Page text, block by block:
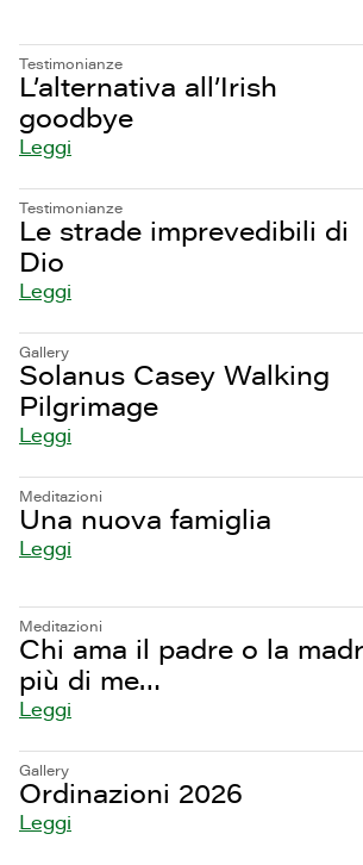
Testimonianze
L’alternativa all’Irish
goodbye
Leggi
Testimonianze
Le strade imprevedibili di
Dio
Leggi
Gallery
Solanus Casey Walking
Pilgrimage
Leggi
Meditazioni
Una nuova famiglia
Leggi
Meditazioni
Chi ama il padre o la
più di me…
Leggi
Gallery
Ordinazioni 2026
Leggi